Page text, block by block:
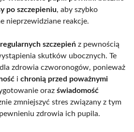
po szczepieniu, aby szybko
nieprzewidziane reakcje.
regularnych szczepień z pewnością
skutków ubocznych. Te
zdrowia czworonogów, ponieważ
i chronią przed poważnymi
oraz świadomość
zmniejszyć stres związany z tym
zdrowia ich pupila.